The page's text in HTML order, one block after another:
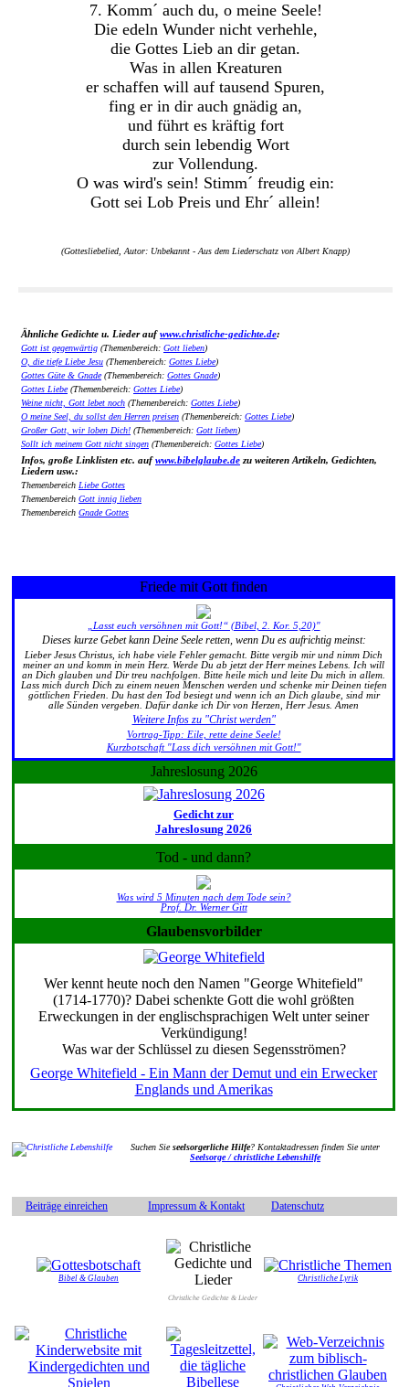
7. Komm´ auch du, o meine Seele!
Die edeln Wunder nicht verhehle,
die Gottes Lieb an dir getan.
Was in allen Kreaturen
er schaffen will auf tausend Spuren,
fing er in dir auch gnädig an,
und führt es kräftig fort
durch sein lebendig Wort
zur Vollendung.
O was wird's sein! Stimm´ freudig ein:
Gott sei Lob Preis und Ehr´ allein!
(Gottesliebelied, Autor: Unbekannt - Aus dem Liederschatz von Albert Knapp)
Ähnliche Gedichte u. Lieder aufwww.christliche-gedichte.de:
Gott ist gegenwärtig (Themenbereich: Gott lieben)
O, die tiefe Liebe Jesu (Themenbereich: Gottes Liebe)
Gottes Güte & Gnade(Themenbereich: Gottes Gnade)
Gottes Liebe(Themenbereich: Gottes Liebe)
Weine nicht, Gott lebet noch (Themenbereich: Gottes Liebe)
O meine Seel, du sollst den Herren preisen (Themenbereich: Gottes Liebe)
Großer Gott, wir loben Dich! (Themenbereich: Gott lieben)
Sollt ich meinem Gott nicht singen (Themenbereich: Gottes Liebe)
Infos, große Linklisten etc. aufwww.bibelglaube.de zu weiteren Artikeln, Gedichten,
Liedern usw.:
Themenbereich Liebe Gottes
Themenbereich Gott innig lieben
Themenbereich Gnade Gottes
Friede mit Gott finden
„Lasst euch versöhnen mit Gott!“ (Bibel, 2. Kor. 5,20)"
Dieses kurze Gebet kann Deine Seele retten, wenn Du es aufrichtig meinst:
Lieber Jesus Christus, ich habe viele Fehler gemacht. Bitte vergib mir und nimm Dich
meiner an und komm in mein Herz. Werde Du ab jetzt der Herr meines Lebens. Ich will
an Dich glauben und Dir treu nachfolgen. Bitte heile mich und leite Du mich in allem.
Lass mich durch Dich zu einem neuen Menschen werden und schenke mir Deinen tiefen
göttlichen Frieden. Du hast den Tod besiegt und wenn ich an Dich glaube, sind mir
alle Sünden vergeben. Dafür danke ich Dir von Herzen, Herr Jesus. Amen
Weitere Infos zu "Christ werden"
Vortrag-Tipp: Eile, rette deine Seele!
Kurzbotschaft "Lass dich versöhnen mit Gott!"
Jahreslosung 2026
Gedicht zur
Jahreslosung 2026
Tod - und dann?
Was wird 5 Minuten nach dem Tode sein?
Prof. Dr. Werner Gitt
Glaubensvorbilder
Wer kennt heute noch den Namen "George Whitefield"
(1714-1770)? Dabei schenkte Gott die wohl größten
Erweckungen in der englischsprachigen Welt unter seiner
Verkündigung!
Was war der Schlüssel zu diesen Segensströmen?
George Whitefield - Ein Mann der Demut und ein Erwecker
Englands und Amerikas
Suchen Sieseelsorgerliche Hilfe? Kontaktadressen finden Sie unter
Seelsorge / christliche Lebenshilfe
Beiträge einreichen Impressum & Kontakt Datenschutz
Bibel & Glauben
Christliche Gedichte & Lieder
Christliche Lyrik